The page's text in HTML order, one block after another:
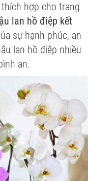
hợp cho trang
lan hồ điệp kết
sự hạnh phúc, an
lan hồ điệp nhiều
an.